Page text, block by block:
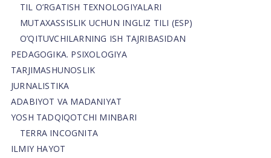
TIL O’RGATISH TEXNOLOGIYALARI
MUTAXASSISLIK UCHUN INGLIZ TILI (ESP)
O’QITUVCHILARNING ISH TAJRIBASIDAN
PEDAGOGIKA. PSIXOLOGIYA
TARJIMASHUNOSLIK
JURNALISTIKA
ADABIYOT VA MADANIYAT
YOSH TADQIQOTCHI MINBARI
TERRA INCOGNITA
ILMIY HAYOT